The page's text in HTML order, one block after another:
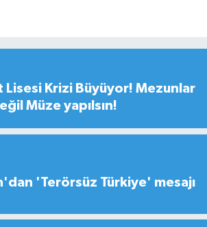
Krizi Büyüyor! Mezunlar
Müze yapılsın!
'Terörsüz Türkiye' mesajı